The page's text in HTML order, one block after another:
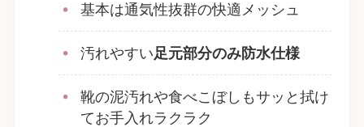
基本は通気性抜群の快適メッシュ
汚れやすい足元部分のみ防水仕様
靴の泥汚れや食べこぼしもサッと拭け
てお手入れラクラク